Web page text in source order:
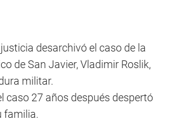
desarchivó el caso de la
de San Javier, Vladimir Roslik,
militar.
caso 27 años después despertó
familia.